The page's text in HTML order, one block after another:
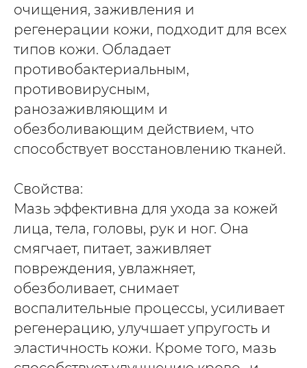
очищения, заживления и
регенерации кожи, подходит для всех
типов кожи. Обладает
противобактериальным,
противовирусным,
ранозаживляющим и
обезболивающим действием, что
способствует восстановлению тканей.
Свойства:
Мазь эффективна для ухода за кожей
лица, тела, головы, рук и ног. Она
смягчает, питает, заживляет
повреждения, увлажняет,
обезболивает, снимает
воспалительные процессы, усиливает
регенерацию, улучшает упругость и
эластичность кожи. Кроме того, мазь